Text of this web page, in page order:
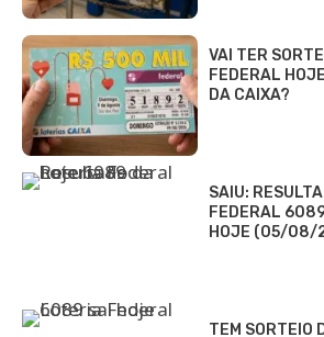
VAI TER
FEDERAL
DA CAIXA?
SAIU:
FEDERAL
HOJE (05/08/
TEM SORTEIO